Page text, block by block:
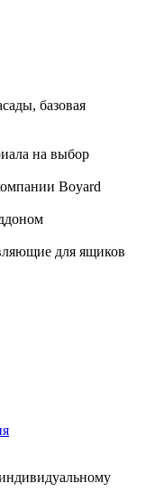
базовая
на выбор
Boyard
для ящиков